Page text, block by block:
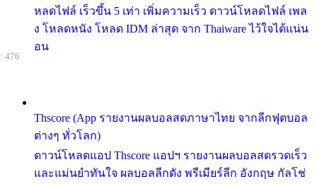
หลดไฟล์ เร็วขึ้น 5 เท่า เพิ่มความเร็ว ดาวน์โหลดไฟล์ เพล
ง โหลดหนัง โหลด IDM ล่าสุด จาก Thaiware ไว้ใจได้แน่น
อน
Thscore (App รายงานผลบอลสดภาษาไทย จากลีกฟุตบอล
ต่างๆ ทั่วโลก)
ดาวน์โหลดแอป Thscore แอปฯ รายงานผลบอลสดรวดเร็ว
และแม่นยำทันใจ ผลบอลลีกดัง พรีเมียร์ลีก อังกฤษ กัลโช่
476